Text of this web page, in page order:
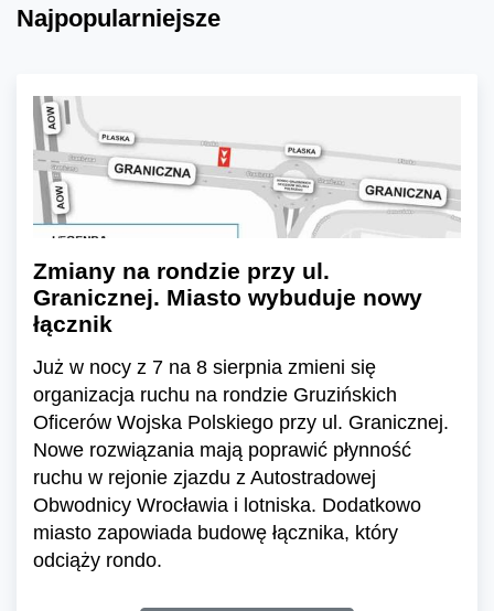
Najpopularniejsze
Zmiany na rondzie przy ul.
Granicznej. Miasto wybuduje nowy
łącznik
Już w nocy z 7 na 8 sierpnia zmieni się
organizacja ruchu na rondzie Gruzińskich
Oficerów Wojska Polskiego przy ul. Granicznej.
Nowe rozwiązania mają poprawić płynność
ruchu w rejonie zjazdu z Autostradowej
Obwodnicy Wrocławia i lotniska. Dodatkowo
miasto zapowiada budowę łącznika, który
odciąży rondo.